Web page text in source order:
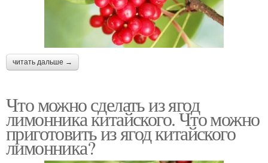
читать дальше →
Что можно сделать из ягод
лимонника китайского. Что можно
приготовить из ягод китайского
лимонника?